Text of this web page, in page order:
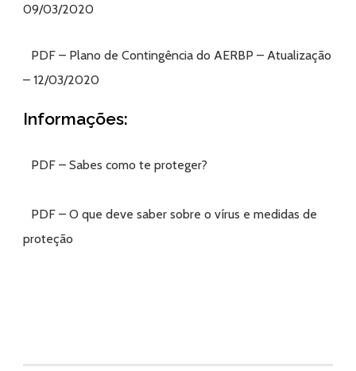
09/03/2020
PDF – Plano de Contingência do AERBP – Atualização
– 12/03/2020
Informações:
PDF – Sabes como te proteger?
PDF – O que deve saber sobre o vírus e medidas de
proteção